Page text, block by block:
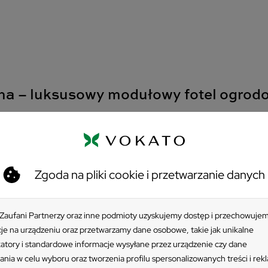
Zgoda na pliki cookie i przetwarzanie danych
Partnerzy oraz inne podmioty uzyskujemy dostęp i
na urządzeniu oraz przetwarzamy dane osobowe, takie jak unikalne
i standardowe informacje wysyłane przez urządzenie czy dane
w celu wyboru oraz tworzenia profilu spersonalizowanych treści i
– luksusowy modułowy fotel
prestiżowej kolekcji modułowych mebli outdoorowych,
łączy tu minimalistyczną formę z miękkimi liniami, tworząc
i wypoczynkowych.
fotel Poltrona może być używany samodzielnie lub jako część
dopasowanych do wielkości i charakteru przestrzeni.
podkreślając ich ekskluzywny charakter.
premium i trwałość na lata